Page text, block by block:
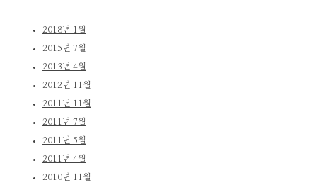
2018년 1월
2015년 7월
2013년 4월
2012년 11월
2011년 11월
2011년 7월
2011년 5월
2011년 4월
2010년 11월